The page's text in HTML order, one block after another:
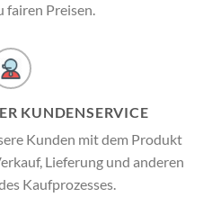
fairen Preisen.
KUNDENSERVICE
Kunden mit dem Produkt
Lieferung und anderen
Kaufprozesses.